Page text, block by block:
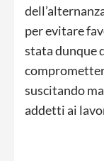
per evitare
stata dunque
suscitando
addetti ai